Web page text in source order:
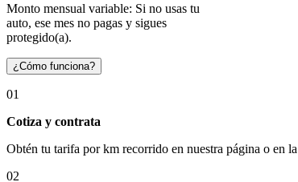
Monto mensual variable: Si no usas tu
auto, ese mes no pagas y sigues
protegido(a).
¿Cómo funciona?
01
Cotiza y contrata
Obtén tu tarifa por km recorrido en nuestra página o en
02